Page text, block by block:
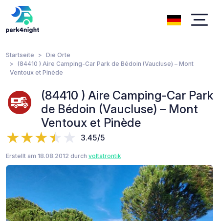
Startseite
Die Orte
(84410 ) Aire Camping-Car Park de Bédoin (Vaucluse) – Mont
Ventoux et Pinède
(84410 ) Aire Camping-Car Park
de Bédoin (Vaucluse) – Mont
Ventoux et Pinède
3.45/5
Erstellt am 18.08.2012 durch voltatrontik